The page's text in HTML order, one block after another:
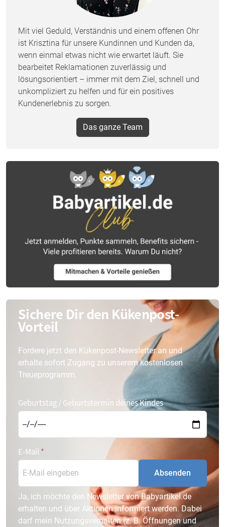
Mit viel Geduld, Verständnis und einem offenen Ohr
ist Krisztina für unsere Kundinnen und Kunden da,
wenn einmal etwas nicht wie erwartet läuft. Sie
bearbeitet Reklamationen zuverlässig und
lösungsorientiert – immer mit dem Ziel, schnell und
unkompliziert zu helfen und für ein positives
Kundenerlebnis zu sorgen.
Das ganze Team
Sichere Dir den Kükenpost-
Vorteil
Fordere jetzt den Kükenpost-Newsletter an und
erhalte sofort Zugang zu unserem kostenlosen
Treueprogramm.
Geburtstag / Geburtstermin deines Kindes
E-Mail
Absenden
Ja, ich möchte den Newsletter von Babyartikel.de
erhalten und über Aktionen informiert werden. Dabei
darf mein Nutzungsverhalten (z. B. Öffnungen und